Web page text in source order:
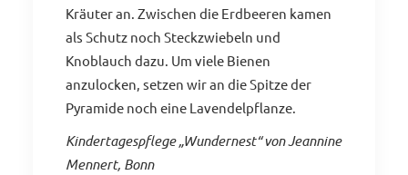
Kräuter an. Zwischen die Erdbeeren kamen
als Schutz noch Steckzwiebeln und
Knoblauch dazu. Um viele Bienen
anzulocken, setzen wir an die Spitze der
Pyramide noch eine Lavendelpflanze.
Kindertagespflege „Wundernest“ von Jeannine
Mennert, Bonn